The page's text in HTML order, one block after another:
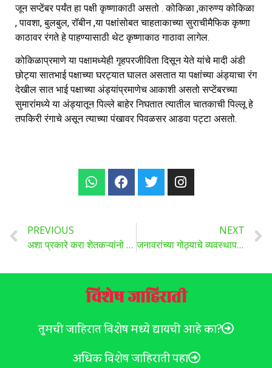
जून सप्टेंबर पर्यंत हा पक्षी कृष्णाकाठी असतो . कोकिळा ,कारुण्य कोकिळा
, पावशा, बुलबुल, रॉबीन ,या पक्षांसोबत चाहताकाच्या सुराचीमैफिक कृष्णा
काठावर रंगते हे पाहण्यासाठी थेट कृष्णाकाठ गाठावा लागेल.
कोकिळाप्रमाणे या पक्षामध्येही गृहपरजीविता दिसून येते यांचे मादी अंडी
छोट्या सातभाई पक्षाच्या घरट्यात घालत असतात या पक्षांच्या अंड्याचा रंग
देखील सात भाई पक्षाच्या अंड्यांप्रमाणेच आकाशी असतो सप्टेंबरच्या
सुमारांमध्ये या अंड्यातून पिल्ले बाहेर निघतात त्यातील चातकाची पिल्लू हे
तपकिरी रंगाचे असून त्याच्या पंखावर पिवळसर आडवा पट्टा असतो.
PREVIOUS
अशा प्रकारे करा शेतकऱ्यांनो सीताफळ बहराची तयारी.
NEXT
जनावरांच्या गोठ्याचे व्यवस्थापन ,समतोल आहार ,आरोग्याची काळजी या विषयी सविस्तर माहिती..
विशेष जाहिराती
तुमची जाहिरात विशेष मध्ये द्यायची आहे का?
अधिक विशेष जाहिराती पहा